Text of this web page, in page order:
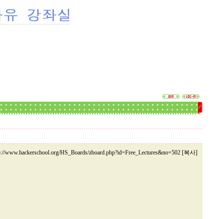
www.hackerschool.org/HS_Boards/zboard.php?id=Free_Lectures&no=502 [복사]